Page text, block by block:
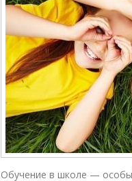
Обучение в школе —